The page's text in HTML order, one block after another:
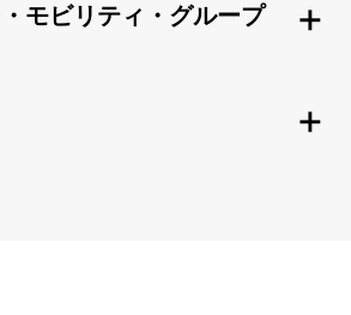
モビリティ・グループ